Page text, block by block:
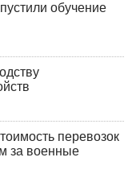
обучение
перевозок
за военные